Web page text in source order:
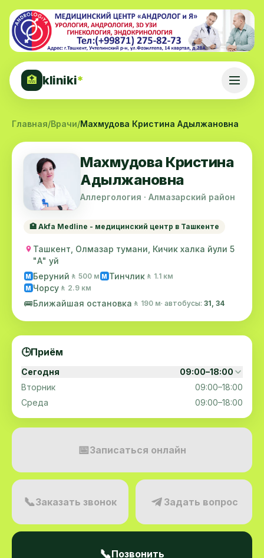
🏥 kliniki*
Главная/Врачи/Махмудова Кристина Адылжановна
Махмудова Кристина
Адылжановна
Аллергология · Алмазарский район
🏥 Akfa Medline - медицинский центр в Ташкенте
Ташкент, Олмазар тумани, Кичик халка йули 5
"А" уй
M Беруний 🚶 500 м M Тинчлик 🚶 1.1 км
M Чорсу 🚶 2.9 км
🚌Ближайшая остановка 🚶 190 м· автобусы: 31, 34
🕒Приём
Сегодня
09:00–18:00
Вторник
09:00–18:00
Среда
09:00–18:00
📅Записаться онлайн
📞Заказать звонок Задать вопрос
📞Позвонить